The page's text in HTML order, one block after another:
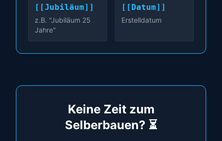
CreateLettersByType
End Sub
CreateLettersByType
'  LOGIK
Private Sub CreateLettersByType(ByVal
    Dim ws As Worksheet
[[Jubiläum]]
z.B. "Jubiläum 25
Jahre"
[[Datum]]
Erstelldatum
Keine Zeit zum
Selberbauen? ⏳